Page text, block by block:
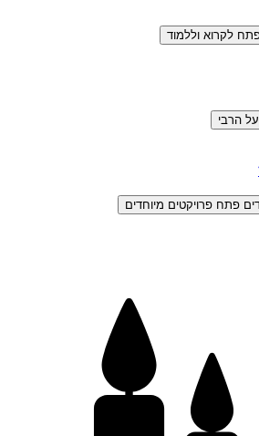
לקרוא וללמוד
הרבי
פתח פרויקטים מיוחדים